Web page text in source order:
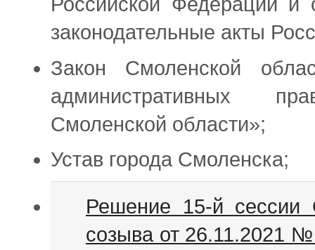
законодательные акты
Закон Смоленской
административных
Смоленской области»;
Устав города Смоленска;
Решение 15-й сессии
созыва от 26.11.2021